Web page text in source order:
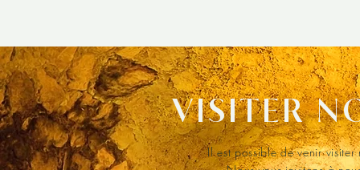
Il est possible de venir
VISITER